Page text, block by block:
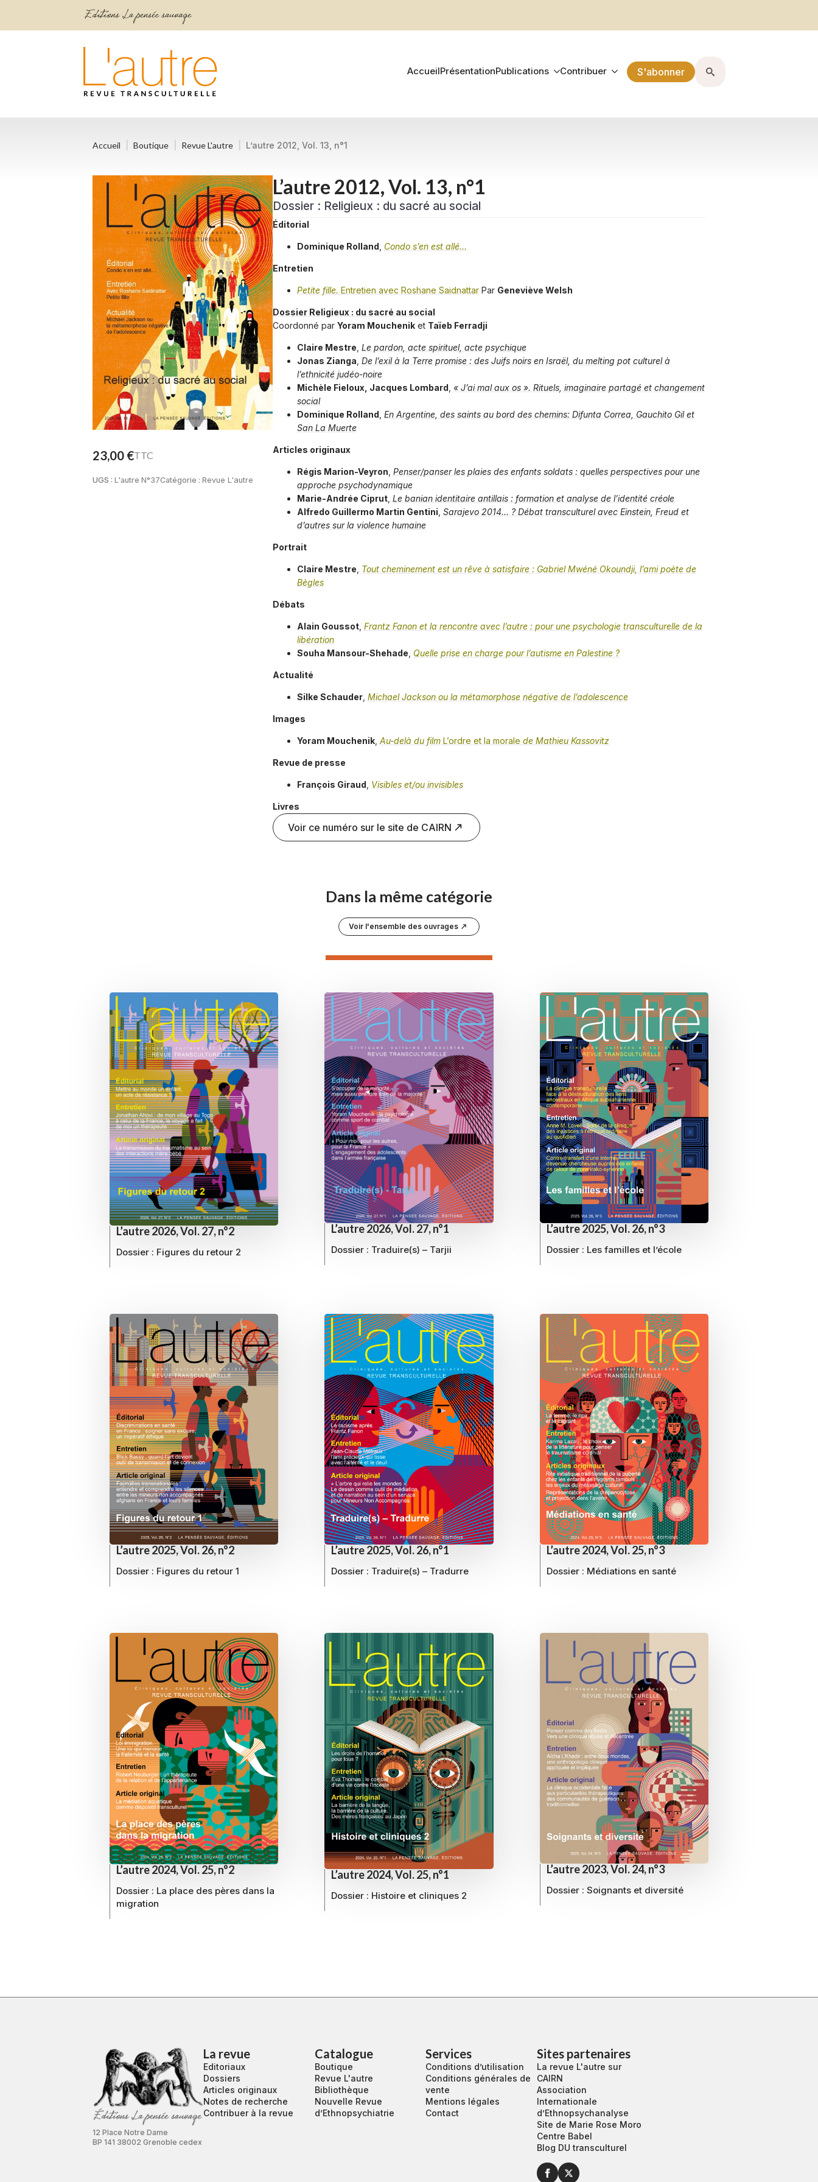
AccueilPrésentationPublications Contribuer S'abonner
Accueil Boutique Revue L'autre L’autre 2012, Vol. 13, n°1
23,00 €TTC
UGS : L'autre N°37Catégorie : Revue L'autre
L’autre 2012, Vol. 13, n°1
Dossier : Religieux : du sacré au social
Éditorial
Dominique Rolland Condo s’en est allé…
Entretien
Petite fille. Entretien avec Roshane Saidnattar Par Geneviève Welsh
Dossier Religieux : du sacré au social
Coordonné par Yoram Mouchenik et Taïeb Ferradji
Claire Mestre Le pardon, acte spirituel, acte psychique
Jonas Zianga De l’exil à la Terre promise : des Juifs noirs en Israël, du melting pot culturel à
l’ethnicité judéo-noire
Michèle Fieloux, Jacques Lombard « J’ai mal aux os ». Rituels, imaginaire partagé et changement
social
Dominique Rolland En Argentine, des saints au bord des chemins: Difunta Correa, Gauchito Gil et
San La Muerte
Articles originaux
Régis Marion-Veyron Penser/panser les plaies des enfants soldats : quelles perspectives pour une
approche psychodynamique
Marie-Andrée Ciprut Le banian identitaire antillais : formation et analyse de l’identité créole
Alfredo Guillermo Martin Gentini Sarajevo 2014… ? Débat transculturel avec Einstein, Freud et
d’autres sur la violence humaine
Portrait
Claire Mestre Tout cheminement est un rêve à satisfaire : Gabriel Mwéné Okoundji, l’ami poète de
Bègles
Débats
Alain Goussot Frantz Fanon et la rencontre avec l’autre : pour une psychologie transculturelle de la
libération
Souha Mansour-Shehade Quelle prise en charge pour l’autisme en Palestine ?
Actualité
Silke Schauder Michael Jackson ou la métamorphose négative de l’adolescence
Images
Yoram Mouchenik Au-delà du film L’ordre et la morale de Mathieu Kassovitz
Revue de presse
François Giraud Visibles et/ou invisibles
Livres
Voir ce numéro sur le site de CAIRN
Dans la même catégorie
Voir l'ensemble des ouvrages
L’autre 2026, Vol. 27, n°2
Dossier : Figures du retour 2
L’autre 2026, Vol. 27, n°1
Dossier : Traduire(s) – Tarjii
L’autre 2025, Vol. 26, n°3
Dossier : Les familles et l’école
L’autre 2025, Vol. 26, n°2
Dossier : Figures du retour 1
L’autre 2025, Vol. 26, n°1
Dossier : Traduire(s) – Tradurre
L’autre 2024, Vol. 25, n°3
Dossier : Médiations en santé
L’autre 2024, Vol. 25, n°2
Dossier : La place des pères dans la
migration
L’autre 2024, Vol. 25, n°1
Dossier : Histoire et cliniques 2
L’autre 2023, Vol. 24, n°3
Dossier : Soignants et diversité
12 Place Notre Dame
BP 141 38002 Grenoble cedex
La revue
Editoriaux
Dossiers
Articles originaux
Notes de recherche
Contribuer à la revue
Catalogue
Boutique
Revue L'autre
Bibliothèque
Nouvelle Revue
d’Ethnopsychiatrie
Services
Conditions d’utilisation
Conditions générales de
vente
Mentions légales
Contact
Sites partenaires
La revue L'autre sur
CAIRN
Association
Internationale
d’Ethnopsychanalyse
Site de Marie Rose Moro
Centre Babel
Blog DU transculturel